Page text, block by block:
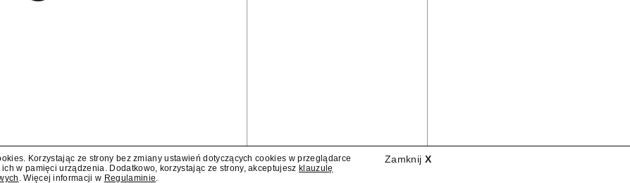
Zamknij X
Korzystając ze strony bez zmiany ustawień dotyczących cookies w przeglądarce
w pamięci urządzenia. Dodatkowo, korzystając ze strony, akceptujesz klauzulę
. Więcej informacji w Regulaminie.